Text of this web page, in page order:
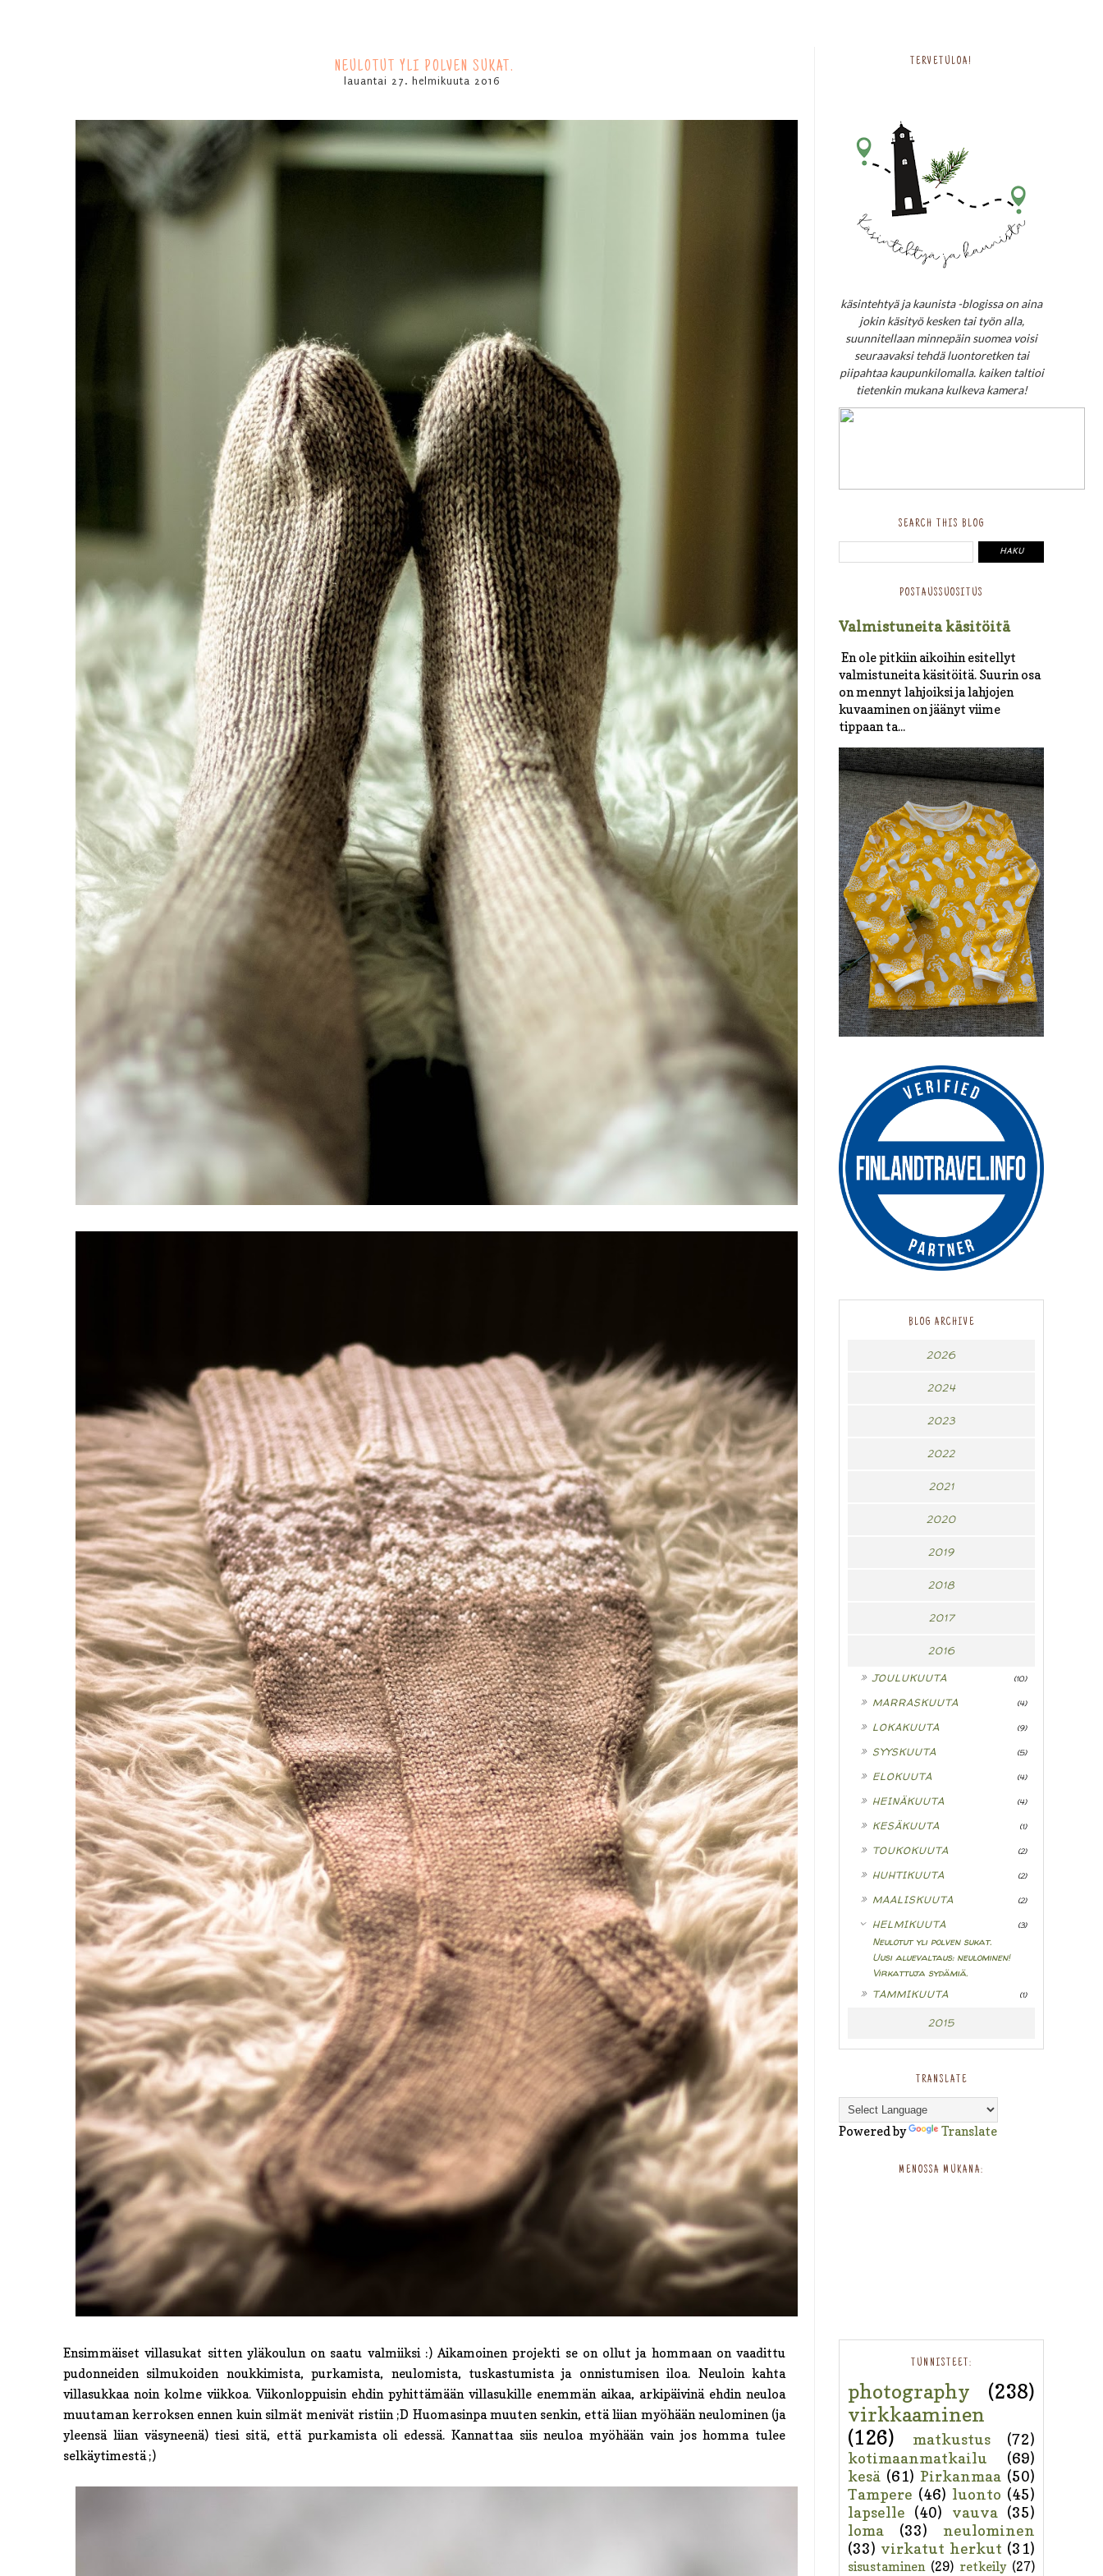
NEULOTUT YLI POLVEN SUKAT.
lauantai 27. helmikuuta 2016
Ensimmäiset villasukat sitten yläkoulun on saatu valmiiksi :) Aikamoinen projekti se on ollut ja hommaan on vaadittu
pudonneiden silmukoiden noukkimista, purkamista, neulomista, tuskastumista ja onnistumisen iloa. Neuloin kahta
villasukkaa noin kolme viikkoa. Viikonloppuisin ehdin pyhittämään villasukille enemmän aikaa, arkipäivinä ehdin neuloa
muutaman kerroksen ennen kuin silmät menivät ristiin ;D Huomasinpa muuten senkin, että liian myöhään neulominen (ja
yleensä liian väsyneenä) tiesi sitä, että purkamista oli edessä. Kannattaa siis neuloa myöhään vain jos homma tulee
selkäytimestä ;)
TERVETULOA!
käsintehtyä ja kaunista -blogissa on aina
jokin käsityö kesken tai työn alla,
suunnitellaan minnepäin suomea voisi
seuraavaksi tehdä luontoretken tai
piipahtaa kaupunkilomalla. kaiken taltioi
tietenkin mukana kulkeva kamera!
SEARCH THIS BLOG
POSTAUSSUOSITUS
Valmistuneita käsitöitä
En ole pitkiin aikoihin esitellyt
valmistuneita käsitöitä. Suurin osa
on mennyt lahjoiksi ja lahjojen
kuvaaminen on jäänyt viime
tippaan ta...
BLOG ARCHIVE
2026
2024
2023
2022
2021
2020
2019
2018
2017
2016
JOULUKUUTA (10)
MARRASKUUTA (4)
LOKAKUUTA (9)
SYYSKUUTA (5)
ELOKUUTA (4)
HEINÄKUUTA (4)
KESÄKUUTA (1)
TOUKOKUUTA (2)
HUHTIKUUTA (2)
MAALISKUUTA (2)
HELMIKUUTA (3)
Neulotut yli polven sukat.
Uusi aluevaltaus: neulominen!
Virkattuja sydämiä.
TAMMIKUUTA (1)
2015
TRANSLATE
Powered by Translate
MENOSSA MUKANA:
TUNNISTEET:
photography
(238)
virkkaaminen
(126)
matkustus
(72)
kotimaanmatkailu
(69)
kesä (61) Pirkanmaa (50)
Tampere (46) luonto (45)
lapselle
(40) vauva (35)
loma
(33)
neulominen
(33) virkatut herkut (31)
sisustaminen (29) retkeily (27)